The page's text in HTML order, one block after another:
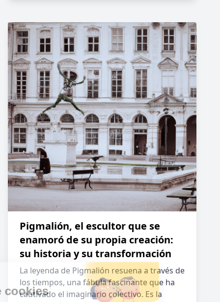
Pigmalión, el escultor que se
enamoró de su propia creación:
su historia y su transformación
La leyenda de Pigmalión resuena a través de
los tiempos, una fábula fascinante que ha
cautivado el imaginario colectivo. Es la